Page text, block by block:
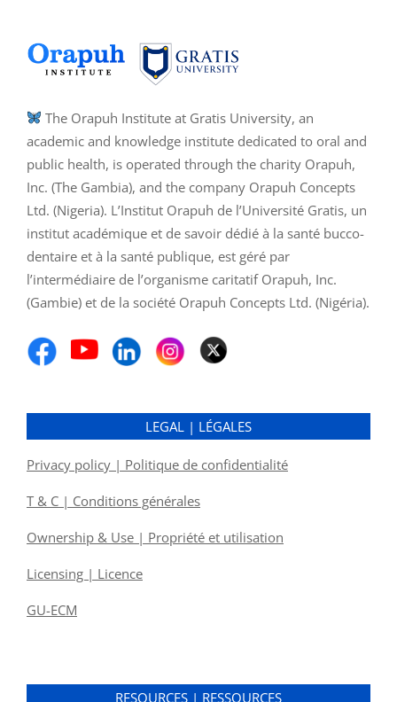
The Orapuh Institute at Gratis University, an
academic and knowledge institute dedicated to oral and
public health, is operated through the charity Orapuh,
Inc. (The Gambia), and the company Orapuh Concepts
Ltd. (Nigeria). L’Institut Orapuh de l’Université Gratis, un
institut académique et de savoir dédié à la santé bucco-
dentaire et à la santé publique, est géré par
l’intermédiaire de l’organisme caritatif Orapuh, Inc.
(Gambie) et de la société Orapuh Concepts Ltd. (Nigéria).
LEGAL | LÉGALES
Privacy policy | Politique de confidentialité
T & C | Conditions générales
Ownership & Use | Propriété et utilisation
Licensing | Licence
GU-ECM
RESOURCES | RESSOURCES